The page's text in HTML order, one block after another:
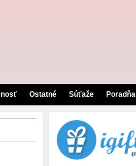
Ostatné Súťaže Poradňa